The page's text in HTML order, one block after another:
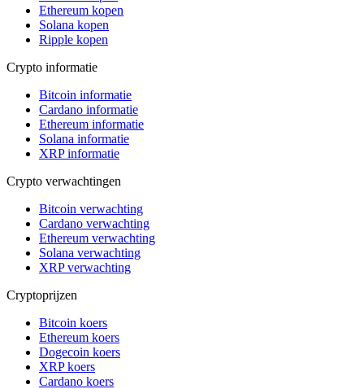
Ethereum kopen
Solana kopen
Ripple kopen
Crypto informatie
Bitcoin informatie
Cardano informatie
Ethereum informatie
Solana informatie
XRP informatie
Crypto verwachtingen
Bitcoin verwachting
Cardano verwachting
Ethereum verwachting
Solana verwachting
XRP verwachting
Cryptoprijzen
Bitcoin koers
Ethereum koers
Dogecoin koers
XRP koers
Cardano koers